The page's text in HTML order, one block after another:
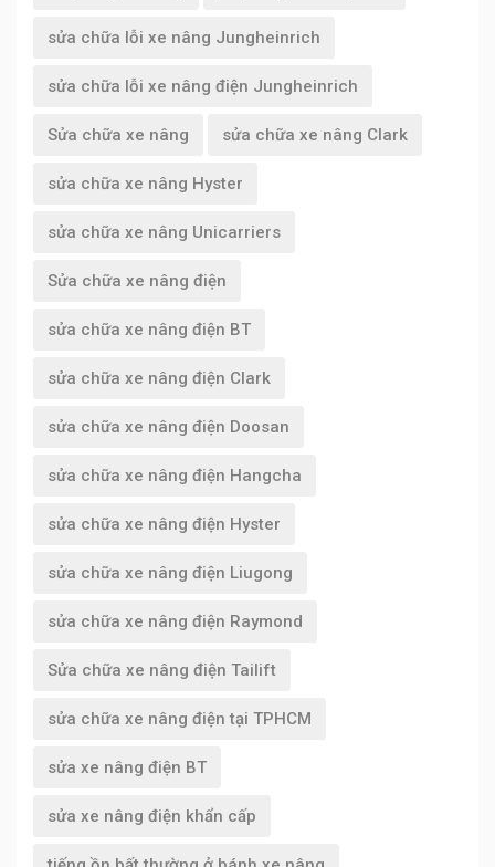
sửa chữa lỗi xe nâng Jungheinrich
sửa chữa lỗi xe nâng điện Jungheinrich
Sửa chữa xe nâng sửa chữa xe nâng Clark
sửa chữa xe nâng Hyster
sửa chữa xe nâng Unicarriers
Sửa chữa xe nâng điện
sửa chữa xe nâng điện BT
sửa chữa xe nâng điện Clark
sửa chữa xe nâng điện Doosan
sửa chữa xe nâng điện Hangcha
sửa chữa xe nâng điện Hyster
sửa chữa xe nâng điện Liugong
sửa chữa xe nâng điện Raymond
Sửa chữa xe nâng điện Tailift
sửa chữa xe nâng điện tại TPHCM
sửa xe nâng điện BT
sửa xe nâng điện khẩn cấp